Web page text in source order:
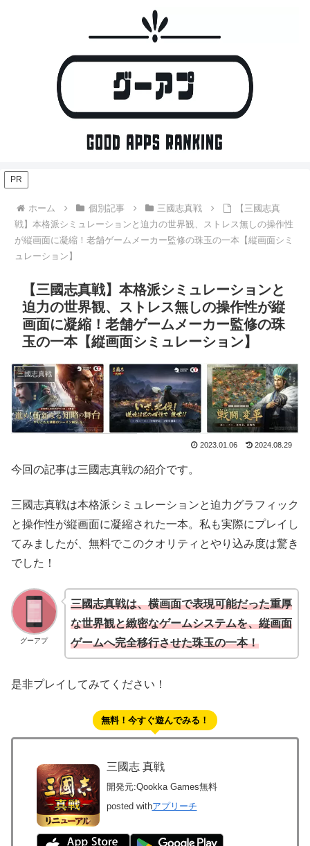
PR
ホーム 個別記事 三國志真戦
【三國志真
戦】本格派シミュレーションと迫力の世界観、ストレス無しの操作性
が縦画面に凝縮！老舗ゲームメーカー監修の珠玉の一本【縦画面シミ
ュレーション】
【三國志真戦】本格派シミュレーションと
迫力の世界観、ストレス無しの操作性が縦
画面に凝縮！老舗ゲームメーカー監修の珠
玉の一本【縦画面シミュレーション】
三國志真戦
2023.01.06 2024.08.29
今回の記事は三國志真戦の紹介です。
三國志真戦は本格派シミュレーションと迫力グラフィック
と操作性が縦画面に凝縮された一本。私も実際にプレイし
てみましたが、無料でこのクオリティとやり込み度は驚き
でした！
グーアプ
三國志真戦は、横画面で表現可能だった重厚
な世界観と緻密なゲームシステムを、縦画面
ゲームへ完全移行させた珠玉の一本！
是非プレイしてみてください！
無料！今すぐ遊んでみる！
三國志 真戦
開発元:Qookka Games無料
posted withアプリーチ